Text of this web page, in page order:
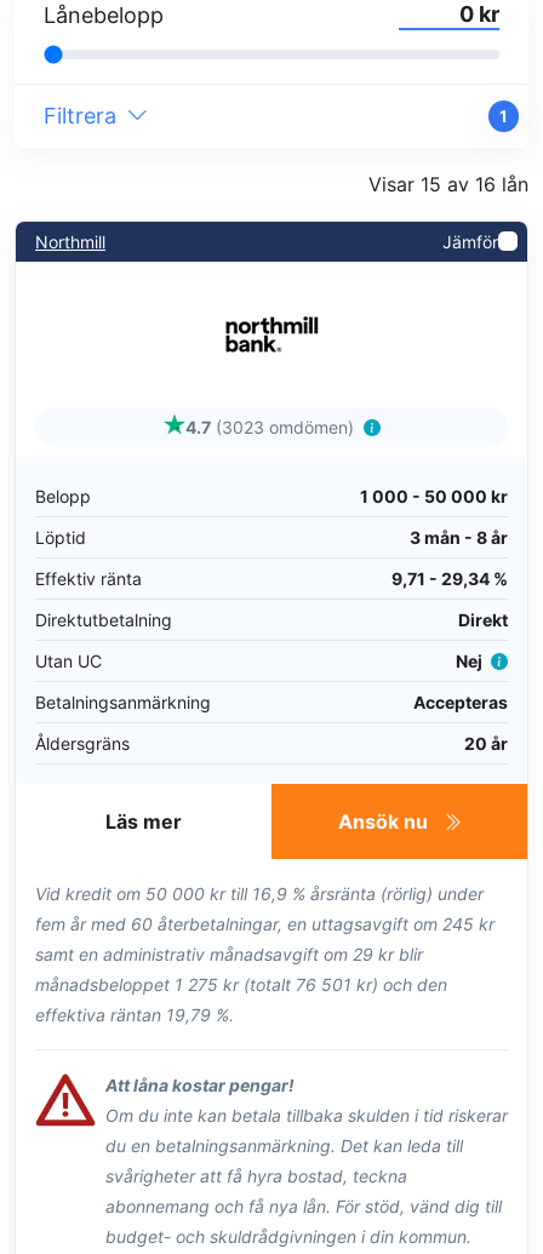
Lånebelopp kr
Filtrera 1
Visar 15 av 16 lån
Northmill Jämför
4.7 (3023 omdömen)
Belopp
1 000 - 50 000 kr
Löptid
3 mån - 8 år
Effektiv ränta
9,71 - 29,34 %
Direktutbetalning
Direkt
Utan UC
Nej
Betalningsanmärkning
Accepteras
Åldersgräns
20 år
Ansök nu
Läs mer
Vid kredit om 50 000 kr till 16,9 % årsränta (rörlig) under
fem år med 60 återbetalningar, en uttagsavgift om 245 kr
samt en administrativ månadsavgift om 29 kr blir
månadsbeloppet 1 275 kr (totalt 76 501 kr) och den
effektiva räntan 19,79 %.
Att låna kostar pengar!
Om du inte kan betala tillbaka skulden i tid riskerar
du en betalningsanmärkning. Det kan leda till
svårigheter att få hyra bostad, teckna
abonnemang och få nya lån. För stöd, vänd dig till
budget- och skuldrådgivningen i din kommun.